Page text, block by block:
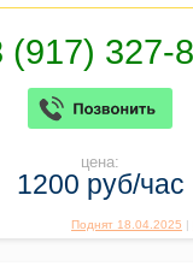
Поднят 18.04.2025 |
цена:
1200 руб/час